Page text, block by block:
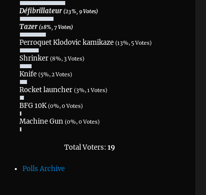
Défibrillateur (23%, 9 Votes)
Tazer (18%, 7 Votes)
Perroquet Klodovic kamikaze (13%, 5 Votes)
Shrinker (8%, 3 Votes)
Knife (5%, 2 Votes)
Rocket launcher (3%, 1 Votes)
BFG 10K(0%, 0 Votes)
Machine Gun (0%, 0 Votes)
Total Voters: 19
Polls Archive